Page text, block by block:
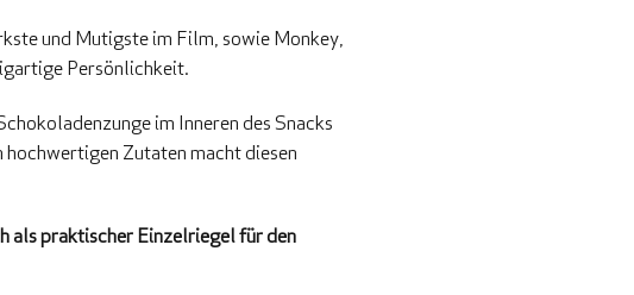
und Mutigste im Film, sowie Monkey,
Persönlichkeit.
im Inneren des Snacks
hochwertigen Zutaten macht diesen
als praktischer Einzelriegel für den